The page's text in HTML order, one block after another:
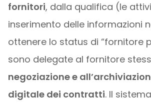
fornitori, dalla qualifica (le
inserimento delle informazioni
ottenere lo status di “fornitore
sono delegate al fornitore
negoziazione e
digitale dei contratti. Il